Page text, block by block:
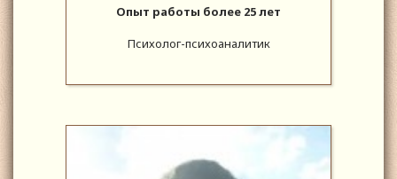
Опыт работы более 25 лет
Психолог-психоаналитик